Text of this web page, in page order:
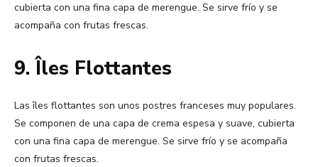
cubierta con una fina capa de merengue. Se sirve frío y se
acompaña con frutas frescas.
9. Îles Flottantes
Las îles flottantes son unos postres franceses muy populares.
Se componen de una capa de crema espesa y suave, cubierta
con una fina capa de merengue. Se sirve frío y se acompaña
con frutas frescas.